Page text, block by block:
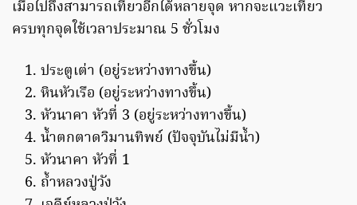
เมื่อไปถึงสามารถเที่ยวอีกได้หลายจุด หากจะแวะเที่ยว
ครบทุกจุดใช้เวลาประมาณ 5 ชั่วโมง
ประตูเต่า (อยู่ระหว่างทางขึ้น)
หินหัวเรือ (อยู่ระหว่างทางขึ้น)
หัวนาคา หัวที่ 3 (อยู่ระหว่างทางขึ้น)
น้ำตกตาดวิมานทิพย์ (ปัจจุบันไม่มีน้ำ)
หัวนาคา หัวที่ 1
ถ้ำหลวงปู่วัง